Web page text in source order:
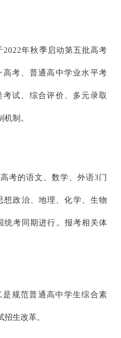
2022年秋季启动第五批高考
考、普通高中学业水平考
考试、综合评价、多元录取
制。
考的语文、数学、外语3门
想政治、地理、化学、生物
统考同期进行。报考相关体
规范普通高中学生综合素
生改革。